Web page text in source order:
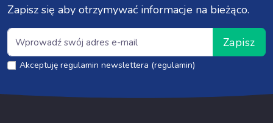
Zapisz się aby otrzymywać informacje na bieżąco.
Zapisz
Akceptuję regulamin newslettera (regulamin)